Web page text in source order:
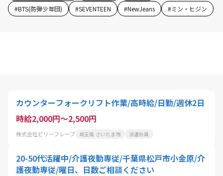
#BTS(防弾少年団) #SEVENTEEN #NewJeans #ミン・ヒジン
カウンターフォークリフト作業/高時給/日勤/週休2日
時給2,000円～2,500円
株式会社ビリーフレーブ 埼玉県 さいたま市 派遣社員
20-50代活躍中/介護夜勤専従/千葉県松戸市小金原/介
護夜勤専従/曜日、日数ご相談ください